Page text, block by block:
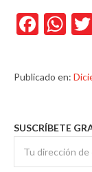
Publicado en:
SUSCRÍBETE